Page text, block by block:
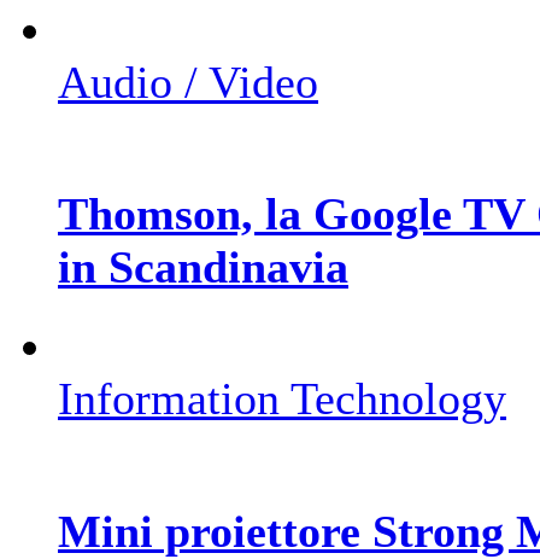
Audio / Video
Thomson, la Google
in Scandinavia
Information Technology
Mini proiettore Strong